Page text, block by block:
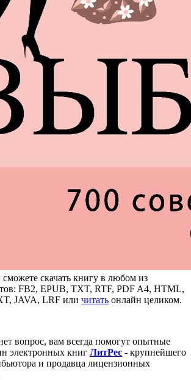
скачать книгу в любом из
FB2, EPUB, TXT, RTF, PDF A4, HTML,
JAVA, LRF или читать онлайн целиком.
вопрос, вам всегда помогут опытные
электронных книг ЛитPec - крупнейшего
и продавца лицензионных